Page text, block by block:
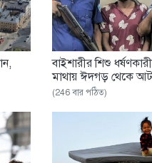
বাইশারীর শিশু
মাথায় ঈদগড় থেকে
(246 বার পঠিত)